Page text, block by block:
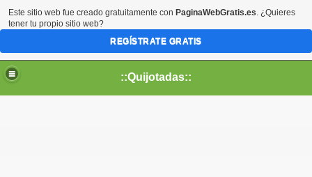
::Quijotadas::
Este sitio web fue creado gratuitamente con PaginaWebGratis.es. ¿Quieres
tener tu propio sitio web?
REGÍSTRATE GRATIS